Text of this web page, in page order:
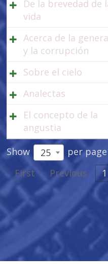
De la brevedad de
vida
Acerca de la
y la corrupción
Sobre el cielo
Analectas
El concepto de la
angustia
Show 25 per page
First
Previous 1